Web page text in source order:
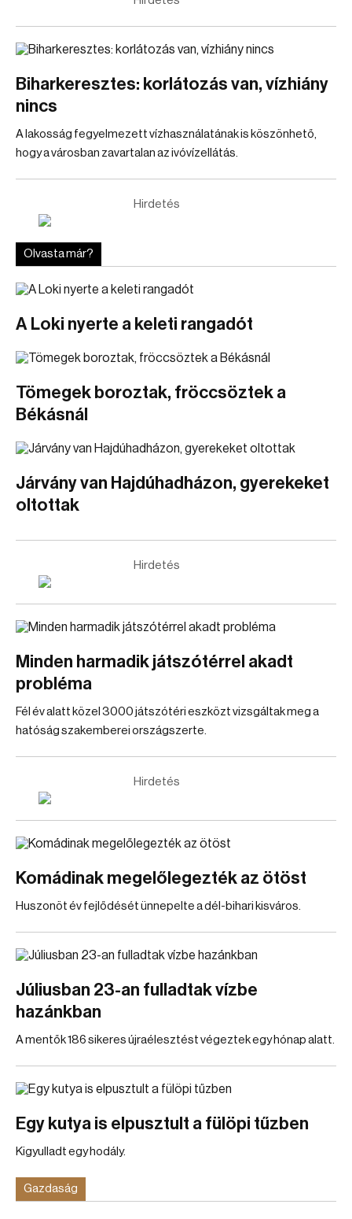
Biharkeresztes: korlátozás van, vízhiány
nincs
A lakosság fegyelmezett vízhasználatának is köszönhető,
hogy a városban zavartalan az ivóvízellátás.
Hirdetés
Olvasta már?
A Loki nyerte a keleti rangadót
Tömegek boroztak, fröccsöztek a
Békásnál
Járvány van Hajdúhadházon, gyerekeket
oltottak
Hirdetés
Minden harmadik játszótérrel akadt
probléma
Fél év alatt közel 3000 játszótéri eszközt vizsgáltak meg a
hatóság szakemberei országszerte.
Hirdetés
Komádinak megelőlegezték az ötöst
Huszonöt év fejlődését ünnepelte a dél-bihari kisváros.
Júliusban 23-an fulladtak vízbe
hazánkban
A mentők 186 sikeres újraélesztést végeztek egy hónap alatt.
Egy kutya is elpusztult a fülöpi tűzben
Kigyulladt egy hodály.
Gazdaság